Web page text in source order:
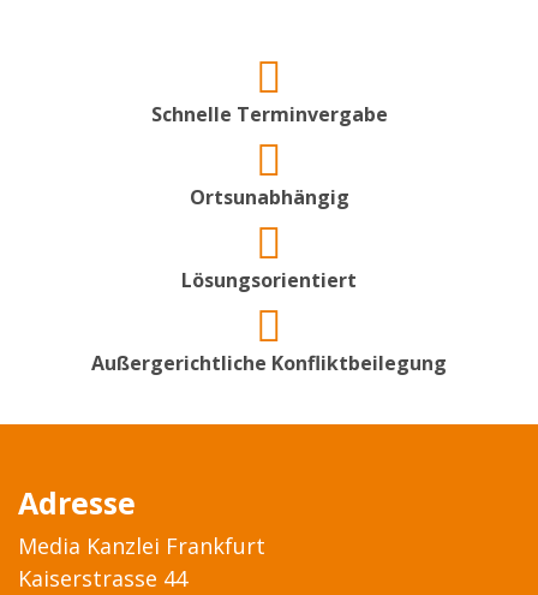
Schnelle Terminvergabe
Ortsunabhängig
Lösungsorientiert
Außergerichtliche Konfliktbeilegung
Adresse
Media Kanzlei Frankfurt
Kaiserstrasse 44